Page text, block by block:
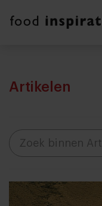
Artikelen